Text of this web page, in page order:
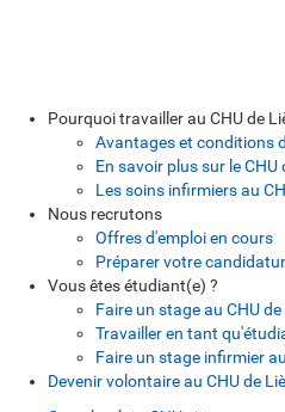
Pourquoi travailler au CHU de
Avantages et conditions
En savoir plus sur le CHU
Les soins infirmiers au
Nous recrutons
Offres d'emploi en cours
Préparer votre
Vous êtes étudiant(e) ?
Faire un stage au CHU de
Travailler en tant
Faire un stage infirmier
Devenir volontaire au CHU de